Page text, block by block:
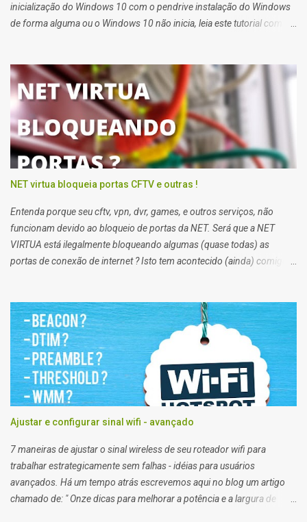
inicialização do Windows 10 com o pendrive instalação do Windows
de forma alguma ou o Windows 10 não inicia, leia este tutorial com
usar o pendrive de instalação do sistema ou o reparo de inicialização
do Windows 10.
NET virtua bloqueia portas CFTV e outras !
Entenda porque seu cftv, vpn, dvr, games, e outros serviços, não
funcionam devido ao bloqueio de portas da NET. Será que a NET
VIRTUA está ilegalmente bloqueando algumas (quase todas) as
portas de conexão de internet ? Isto tem acontecido (ainda) comigo
servidores via SSH (que pessoalmente odeio), e noto que em alguns
clientes eu consigo, e em outros não. Segundo a net, no plano
residencial as portas 21 e 22, 25, 53, 80, 110, 135, 136 a 139, 443,
445, 587, e 434, são bloqueadas para usuários de planos domésticos,
de outra forma eu teria que trocar meu plano para empresarial.
Ajustar e configurar sinal wifi - avançado
7 maneiras de ajustar o sinal wireless de seu roteador wifi para
trabalhar estrategicamente sem falhas - idéias para usuários
avançados. Há um tempo atrás escrevemos aqui no blog um artigo
chamado de: " Onze dicas para melhorar a potência e a largura de